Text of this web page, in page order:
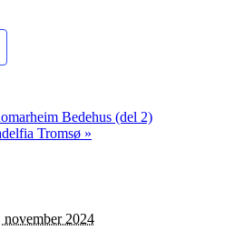
Bedehus (del 2)
Tromsø »
november 2024